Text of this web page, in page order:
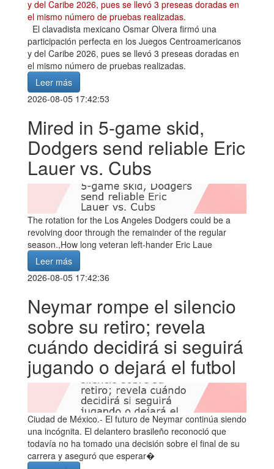
El clavadista mexicano Osmar Olvera firmó una
participación perfecta en los Juegos Centroamericanos
y del Caribe 2026, pues se llevó 3 preseas doradas en
el mismo número de pruebas realizadas.
Leer más
2026-08-05 17:42:53
Mired in 5-game skid,
Dodgers send reliable Eric
Lauer vs. Cubs
The rotation for the Los Angeles Dodgers could be a
revolving door through the remainder of the regular
season.,How long veteran left-hander Eric Laue
Leer más
2026-08-05 17:42:36
Neymar rompe el silencio
sobre su retiro; revela
cuándo decidirá si seguirá
jugando o dejará el futbol
Ciudad de México.- El futuro de Neymar continúa siendo
una incógnita. El delantero brasileño reconoció que
todavía no ha tomado una decisión sobre el final de su
carrera y aseguró que esperar�